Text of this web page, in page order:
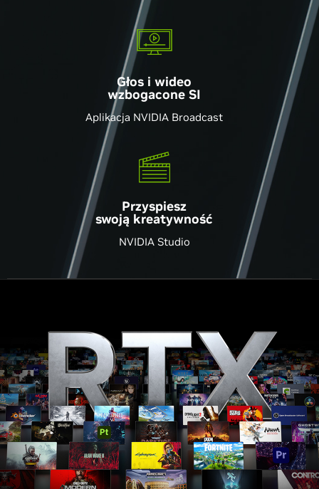
Głos i wideo
wzbogacone SI
Aplikacja NVIDIA Broadcast
Przyspiesz
swoją kreatywność
NVIDIA Studio